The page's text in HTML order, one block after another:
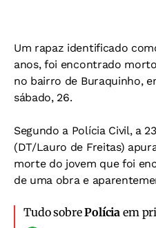
Um rapaz identificado
anos, foi encontrado
no bairro de Buraquinho,
sábado, 26.
Segundo a Polícia Civil, a
(DT/Lauro de Freitas)
morte do jovem que foi
de uma obra e
Tudo sobrePolícia em